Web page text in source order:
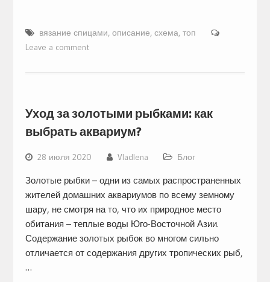
вязание спицами, описание, схема, топ
Leave a comment
Уход за золотыми рыбками: как
выбрать аквариум?
28 июля 2020 Vladlena Блог
Золотые рыбки – одни из самых распространенных
жителей домашних аквариумов по всему земному
шару, не смотря на то, что их природное место
обитания – теплые воды Юго-Восточной Азии.
Содержание золотых рыбок во многом сильно
отличается от содержания других тропических рыб,
…